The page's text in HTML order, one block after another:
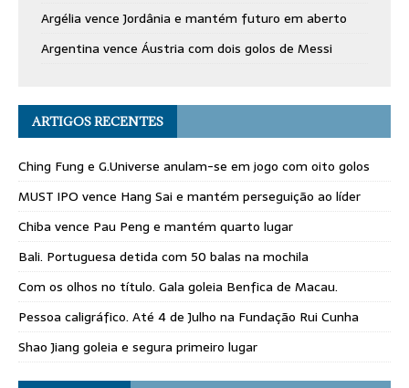
Argélia vence Jordânia e mantém futuro em aberto
Argentina vence Áustria com dois golos de Messi
ARTIGOS RECENTES
Ching Fung e G.Universe anulam-se em jogo com oito golos
MUST IPO vence Hang Sai e mantém perseguição ao líder
Chiba vence Pau Peng e mantém quarto lugar
Bali. Portuguesa detida com 50 balas na mochila
Com os olhos no título. Gala goleia Benfica de Macau.
Pessoa caligráfico. Até 4 de Julho na Fundação Rui Cunha
Shao Jiang goleia e segura primeiro lugar